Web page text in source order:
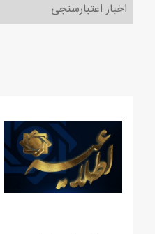
اخبار اعتبارسنجی